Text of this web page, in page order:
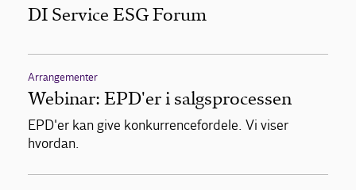
DI Service ESG Forum
Arrangementer
Webinar: EPD'er i salgsprocessen
EPD'er kan give konkurrencefordele. Vi viser
hvordan.